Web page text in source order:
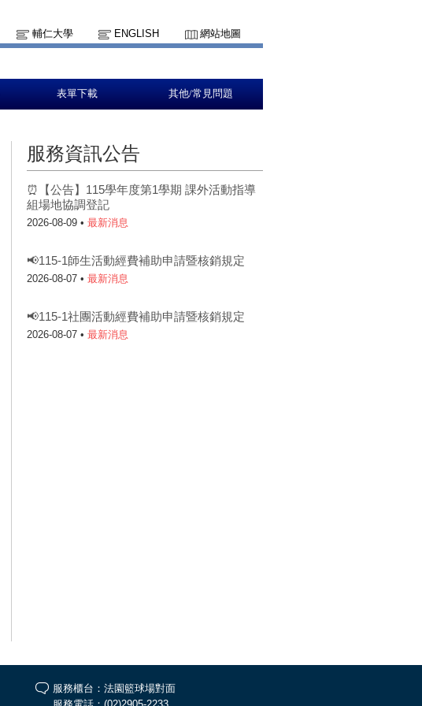
輔仁大學 ENGLISH 網站地圖
表單下載 其他/常見問題
服務資訊公告
⏰【公告】115學年度第1學期 課外活動指導
組場地協調登記
2026-08-09 • 最新消息
📢115-1師生活動經費補助申請暨核銷規定
2026-08-07 • 最新消息
📢115-1社團活動經費補助申請暨核銷規定
2026-08-07 • 最新消息
服務櫃台：法園籃球場對面